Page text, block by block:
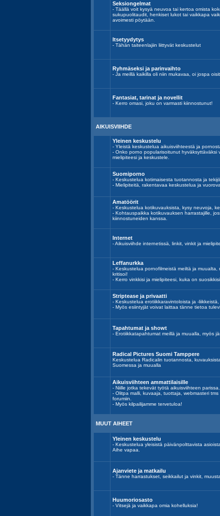
Seksiongelmat
- Täällä voit kysyä neuvoa tai kertoa omista
sukupuolitaudit, henkiset lukot tai vaikkapa
avoimesti pöytään.
Itsetyydytys
- Tähän taiteenlajiin liittyvät keskustelut
Ryhmäseksi ja parinvaihto
- Ja meillä kaikilla oli niin mukavaa, oi jospa
Fantasiat, tarinat ja novellit
- Kerro omasi, joku on varmasti kiinnostunut!
AIKUISVIIHDE
Yleinen keskustelu
- Yleistä keskustelua aikuisviihteestä ja
- Onko porno popularisoitunut hyväksyttäväksi
mielipiteesi ja keskustele.
Suomiporno
- Keskustelua kotimaisesta tuotannosta ja
- Mielipiteitä, rakentavaa keskustelua ja
Amatöörit
- Keskustelua kotikuvauksista, kysy neuvoja,
- Kohtauspaikka kotikuvauksen harrastajille,
kiinnostuneiden kanssa.
Internet
- Aikuisviihde internetissä, linkit, vinkit ja
Leffanurkka
- Keskustelua pornofilmeistä meiltä ja
kritisoi!
- Kerro vinkkisi ja mielipiteesi, kuka on
Striptease ja privaatti
- Keskustelua erotiikkaravintoloista ja -
- Myös esiintyjät voivat laittaa tänne tietoa
Tapahtumat ja showt
- Erotiikkatapahtumat meillä ja muualla, myös
Radical Pictures Suomi Tamppere
Keskustelua Radicalin tuotannosta,
Suomessa ja muualla
Aikuisviihteen ammattilaisille
- Niille jotka tekevät työtä aikuisviihteen parissa.
- Olitpa malli, kuvaaja, tuottaja, webmasteri
forumiin.
- Myös kilpailijamme tervetuloa!
MUUT AIHEET
Yleinen keskustelu
- Keskustelua yleisistä päivänpolttavista
Aihe vapaa.
Ajanviete ja matkailu
- Tänne harrastukset, seikkailut ja vinkit,
Huumoriosasto
- Vitsejä ja vaikkapa omia kohelluksia!